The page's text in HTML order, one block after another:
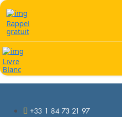
Rappel
gratuit
Livre
Blanc
+33 1 84 73 21 97